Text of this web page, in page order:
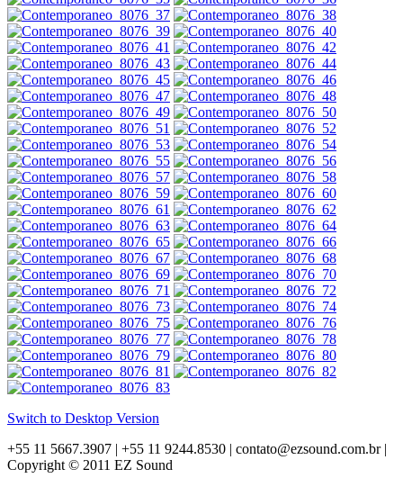
Switch to Desktop Version
+55 11 5667.3907 | +55 11 9244.8530 | contato@ezsound.com.br |
Copyright © 2011 EZ Sound